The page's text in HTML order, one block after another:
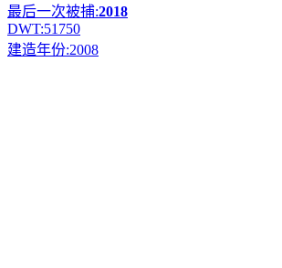
最后一次被捕:2018
DWT:51750
建造年份:2008